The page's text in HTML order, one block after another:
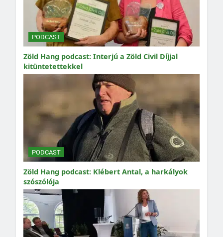
PODCAST
Zöld Hang podcast: Interjú a Zöld Civil Díjjal
kitüntetettekkel
PODCAST
Zöld Hang podcast: Klébert Antal, a harkályok
szószólója